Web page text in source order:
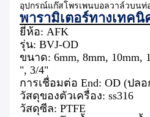
อุปกรณ์แก๊สโพรเพนบอลวาล์วบนท่
พารามิเตอร์ทางเทคนิ
ยี่ห้อ: AFK
รุ่น: BVJ-OD
ขนาด: 6mm, 8mm, 10mm,
", 3/4"
การเชื่อมต่อ End: OD (ปล
วัสดุของตัวเครื่อง: ss316
วัสดุซีล: PTFE